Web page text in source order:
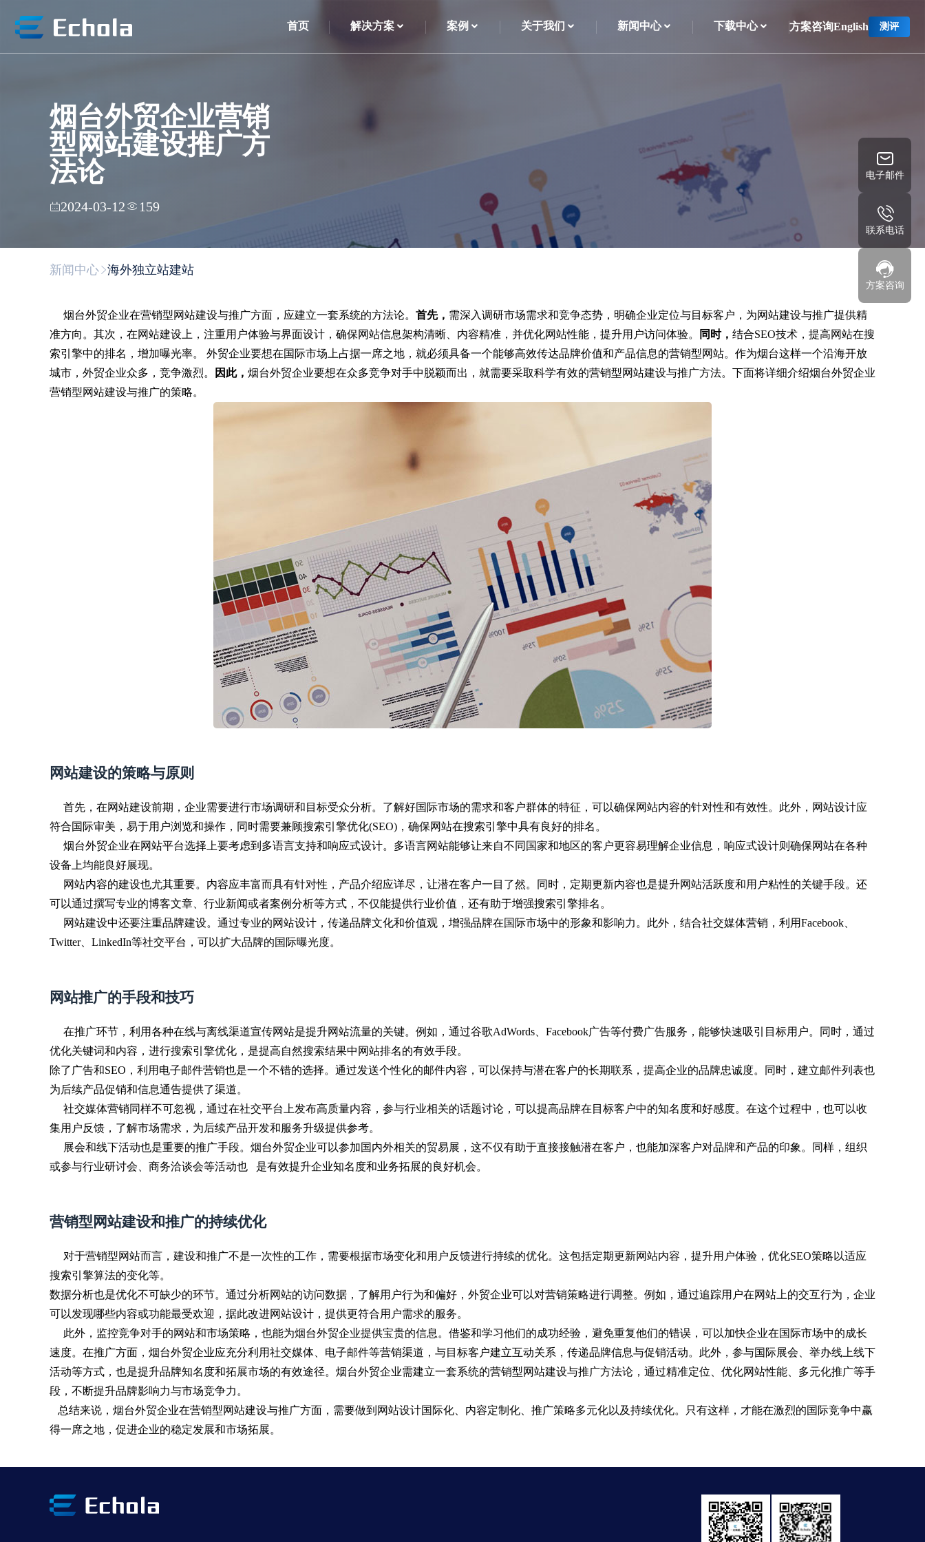
首页 解决方案 案例 关于我们 新闻中心 下载中心 方案咨询English 测评
电子邮件
联系电话
方案咨询
烟台外贸企业营销
型网站建设推广方
法论
2024-03-12 159
新闻中心 海外独立站建站
烟台外贸企业在营销型网站建设与推广方面，应建立一套系统的方法论。 首先， 需深入调研市场需求和竞争态势，明确企业定位与目标客户，为网站建设与推广提供精
准方向。其次，在网站建设上，注重用户体验与界面设计，确保网站信息架构清晰、内容精准，并优化网站性能，提升用户访问体验。
同时， 结合SEO技术，提高网站在搜
索引擎中的排名，增加曝光率。 外贸企业要想在国际市场上占据一席之地，就必须具备一个能够高效传达品牌价值和产品信息的营销型网站。作为烟台这样一个沿海开放
城市，外贸企业众多，竞争激烈。
因此， 烟台外贸企业要想在众多竞争对手中脱颖而出，就需要采取科学有效的营销型网站建设与推广方法。下面将详细介绍烟台外贸企业
营销型网站建设与推广的策略。
网站建设的策略与原则
首先，在网站建设前期，企业需要进行市场调研和目标受众分析。了解好国际市场的需求和客户群体的特征，可以确保网站内容的针对性和有效性。此外，网站设计应
符合国际审美，易于用户浏览和操作，同时需要兼顾搜索引擎优化(SEO)，确保网站在搜索引擎中具有良好的排名。
烟台外贸企业在网站平台选择上要考虑到多语言支持和响应式设计。多语言网站能够让来自不同国家和地区的客户更容易理解企业信息，响应式设计则确保网站在各种
设备上均能良好展现。
网站内容的建设也尤其重要。内容应丰富而具有针对性，产品介绍应详尽，让潜在客户一目了然。同时，定期更新内容也是提升网站活跃度和用户粘性的关键手段。还
可以通过撰写专业的博客文章、行业新闻或者案例分析等方式，不仅能提供行业价值，还有助于增强搜索引擎排名。
网站建设中还要注重品牌建设。通过专业的网站设计，传递品牌文化和价值观，增强品牌在国际市场中的形象和影响力。此外，结合社交媒体营销，利用Facebook、
Twitter、LinkedIn等社交平台，可以扩大品牌的国际曝光度。
网站推广的手段和技巧
在推广环节，利用各种在线与离线渠道宣传网站是提升网站流量的关键。例如，通过谷歌AdWords、Facebook广告等付费广告服务，能够快速吸引目标用户。同时，通过
优化关键词和内容，进行搜索引擎优化，是提高自然搜索结果中网站排名的有效手段。
除了广告和SEO，利用电子邮件营销也是一个不错的选择。通过发送个性化的邮件内容，可以保持与潜在客户的长期联系，提高企业的品牌忠诚度。同时，建立邮件列表也
为后续产品促销和信息通告提供了渠道。
社交媒体营销同样不可忽视，通过在社交平台上发布高质量内容，参与行业相关的话题讨论，可以提高品牌在目标客户中的知名度和好感度。在这个过程中，也可以收
集用户反馈，了解市场需求，为后续产品开发和服务升级提供参考。
展会和线下活动也是重要的推广手段。烟台外贸企业可以参加国内外相关的贸易展，这不仅有助于直接接触潜在客户，也能加深客户对品牌和产品的印象。同样，组织
或参与行业研讨会、商务洽谈会等活动也 是有效提升企业知名度和业务拓展的良好机会。
营销型网站建设和推广的持续优化
对于营销型网站而言，建设和推广不是一次性的工作，需要根据市场变化和用户反馈进行持续的优化。这包括定期更新网站内容，提升用户体验，优化SEO策略以适应
搜索引擎算法的变化等。
数据分析也是优化不可缺少的环节。通过分析网站的访问数据，了解用户行为和偏好，外贸企业可以对营销策略进行调整。例如，通过追踪用户在网站上的交互行为，企业
可以发现哪些内容或功能最受欢迎，据此改进网站设计，提供更符合用户需求的服务。
此外，监控竞争对手的网站和市场策略，也能为烟台外贸企业提供宝贵的信息。借鉴和学习他们的成功经验，避免重复他们的错误，可以加快企业在国际市场中的成长
速度。在推广方面，烟台外贸企业应充分利用社交媒体、电子邮件等营销渠道，与目标客户建立互动关系，传递品牌信息与促销活动。此外，参与国际展会、举办线上线下
活动等方式，也是提升品牌知名度和拓展市场的有效途径。烟台外贸企业需建立一套系统的营销型网站建设与推广方法论，通过精准定位、优化网站性能、多元化推广等手
段，不断提升品牌影响力与市场竞争力。
总结来说，烟台外贸企业在营销型网站建设与推广方面，需要做到网站设计国际化、内容定制化、推广策略多元化以及持续优化。只有这样，才能在激烈的国际竞争中赢
得一席之地，促进企业的稳定发展和市场拓展。